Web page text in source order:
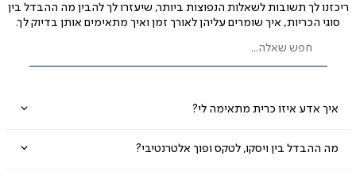
ריכזנו לך תשובות לשאלות הנפוצות ביותר, שיעזרו לך להבין מה ההבדל בין
סוגי הכריות, איך שומרים עליהן לאורך זמן ואיך מתאימים אותן בדיוק לך.
איך אדע איזו כרית מתאימה לי?
מה ההבדל בין ויסקו, לטקס ופוך אלטרנטיבי?